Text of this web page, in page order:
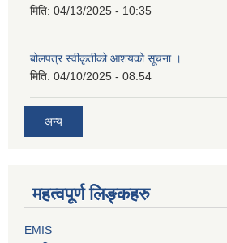
मिति: 04/13/2025 - 10:35
बोलपत्र स्वीकृतीको आशयको सूचना ।
मिति: 04/10/2025 - 08:54
अन्य
महत्वपूर्ण लिङ्कहरु
EMIS